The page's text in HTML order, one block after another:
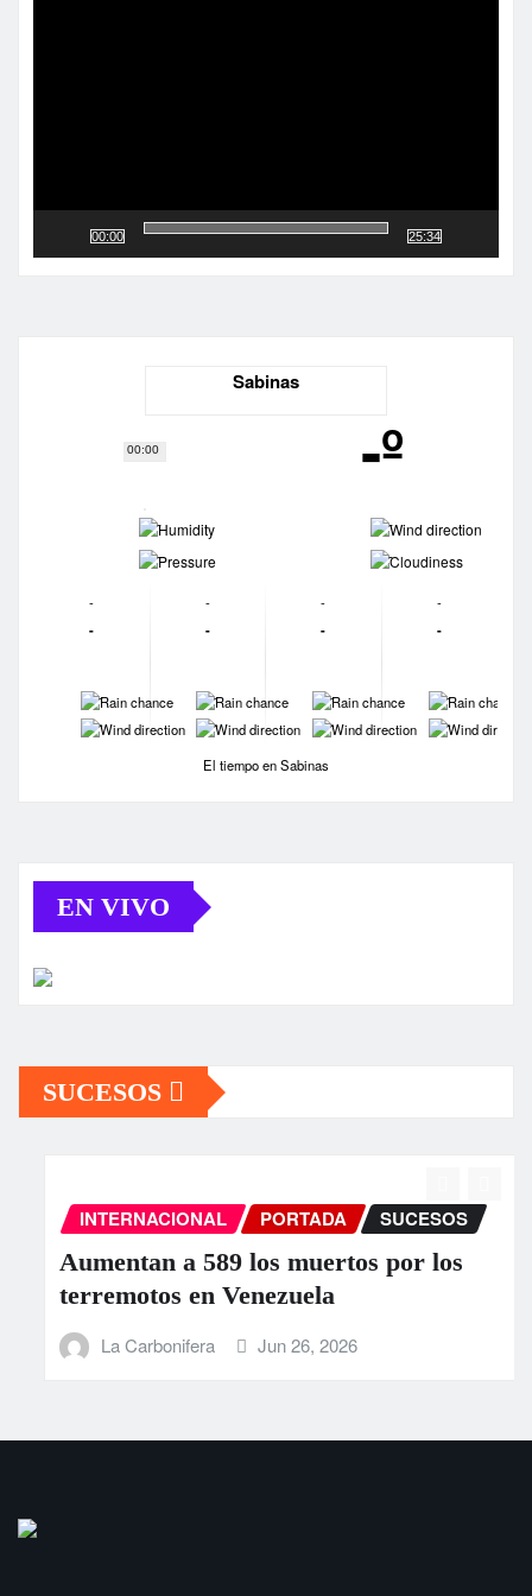
00:00
00:00
25:34
Sabinas
-º
-
-
-
-
-
-
-
-
-
-
-
-
-
-
-
-
-
-
-
-
El tiempo en Sabinas
EN VIVO
SUCESOS
INTERNACIONAL PORTADA SUCESOS
Aumentan a 589 los muertos por los
terremotos en Venezuela
La Carbonifera Jun 26, 2026